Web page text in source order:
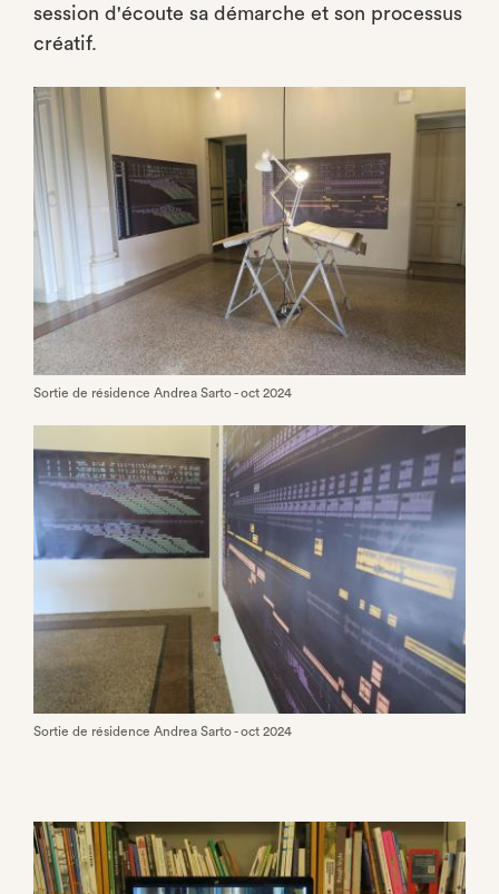
session d'écoute sa démarche et son processus
créatif.
Sortie de résidence Andrea Sarto - oct 2024
Sortie de résidence Andrea Sarto - oct 2024